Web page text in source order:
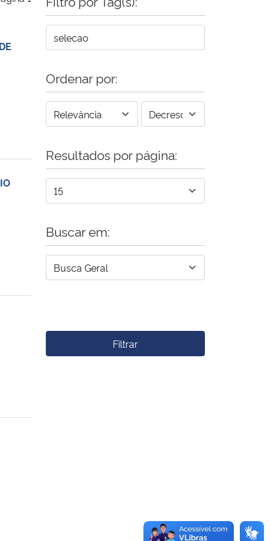
Ordenar por:
Resultados por página:
Buscar em:
Filtrar